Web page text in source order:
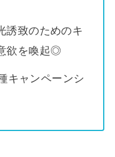
誘致のためのキ
欲を喚起◎
キャンペーンシ